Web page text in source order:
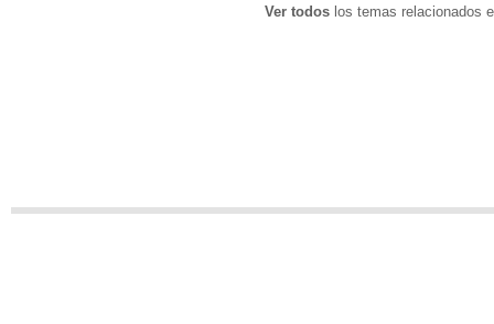
Ver todos los temas relacionados